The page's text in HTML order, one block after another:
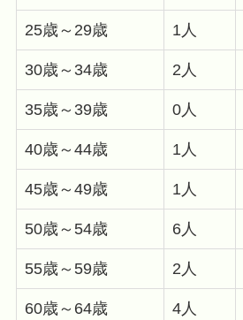
25歳～29歳 1人
30歳～34歳 2人
35歳～39歳 0人
40歳～44歳 1人
45歳～49歳 1人
50歳～54歳 6人
55歳～59歳 2人
60歳～64歳 4人